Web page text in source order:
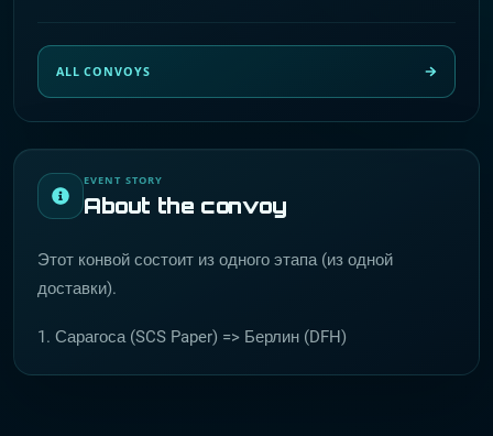
EVENT STORY
About the convoy
Этот конвой состоит из одного этапа (из одной
доставки).
1. Сарагоса (SCS Paper) => Берлин (DFH)
ALL CONVOYS